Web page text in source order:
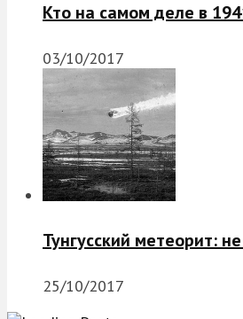
Кто на самом деле в
03/10/2017
Тунгусский метеорит:
25/10/2017